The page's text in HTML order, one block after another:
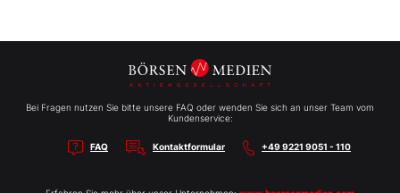
Bei Fragen nutzen Sie bitte unsere FAQ oder wenden Sie sich an unser Team vom
Kundenservice:
FAQ Kontaktformular +49 9221 9051 - 110